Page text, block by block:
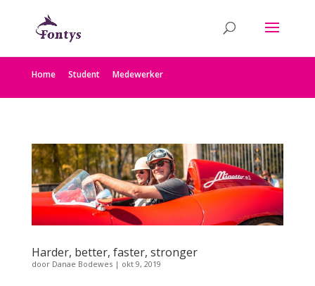
Home Student Medewerker
Harder, better, faster, stronger
door Danae Bodewes| okt 9, 2019